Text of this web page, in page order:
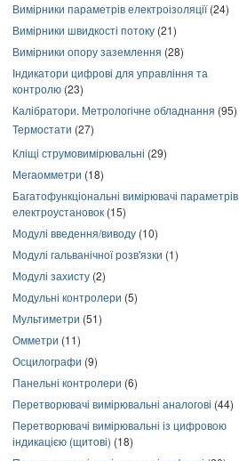
Вимірники параметрів електроізоляції(24)
Вимірники швидкості потоку (21)
Вимірники опору заземлення (28)
Індикатори цифрові для управління та
контролю (23)
Калібратори. Метрологічне обладнання (95)
Термостати (27)
Кліщі струмовимірювальні (29)
Мегаомметри (18)
Багатофункціональні вимірювачі параметрів
електроустановок (15)
Модулі введення/виводу (10)
Модулі гальванічної розв'язки (1)
Модулі захисту (2)
Модульні контролери (5)
Мультиметри (51)
Омметри (11)
Осцилографи (9)
Панельні контролери (6)
Перетворювачі вимірювальні аналогові (44)
Перетворювачі вимірювальні із цифровою
індикацією (щитові) (18)